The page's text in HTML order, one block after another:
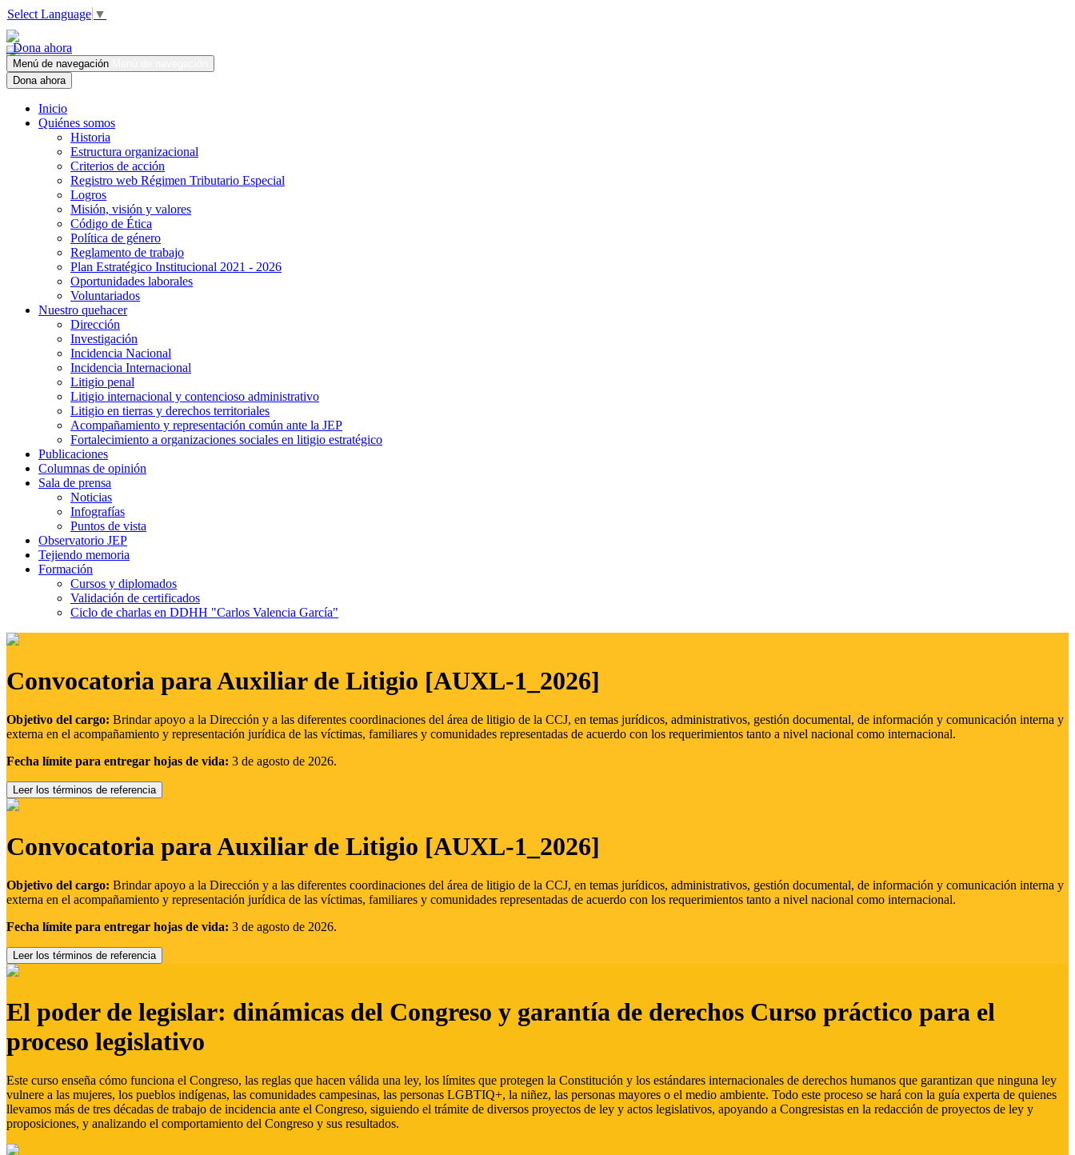
Select Language ▼
Dona ahora
Menú de navegación
Dona ahora
Inicio
Quiénes somos
Historia
Estructura organizacional
Criterios de acción
Registro web Régimen Tributario Especial
Logros
Misión, visión y valores
Código de Ética
Política de género
Reglamento de trabajo
Plan Estratégico Institucional 2021 - 2026
Oportunidades laborales
Voluntariados
Nuestro quehacer
Dirección
Investigación
Incidencia Nacional
Incidencia Internacional
Litigio penal
Litigio internacional y contencioso administrativo
Litigio en tierras y derechos territoriales
Acompañamiento y representación común ante la JEP
Fortalecimiento a organizaciones sociales en litigio estratégico
Publicaciones
Columnas de opinión
Sala de prensa
Noticias
Infografías
Puntos de vista
Observatorio JEP
Tejiendo memoria
Formación
Cursos y diplomados
Validación de certificados
Ciclo de charlas en DDHH "Carlos Valencia García"
Convocatoria para Auxiliar de Litigio [AUXL-1_2026]
Objetivo del cargo: Brindar apoyo a la Dirección y a las diferentes coordinaciones del área de litigio de la CCJ, en temas jurídicos, administrativos, gestión documental, de información y comunicación interna y
externa en el acompañamiento y representación jurídica de las víctimas, familiares y comunidades representadas de acuerdo con los requerimientos tanto a nivel nacional como internacional.
Fecha límite para entregar hojas de vida: 3 de agosto de 2026.
Leer los términos de referencia
Convocatoria para Auxiliar de Litigio [AUXL-1_2026]
Objetivo del cargo: Brindar apoyo a la Dirección y a las diferentes coordinaciones del área de litigio de la CCJ, en temas jurídicos, administrativos, gestión documental, de información y comunicación interna y
externa en el acompañamiento y representación jurídica de las víctimas, familiares y comunidades representadas de acuerdo con los requerimientos tanto a nivel nacional como internacional.
Fecha límite para entregar hojas de vida: 3 de agosto de 2026.
Leer los términos de referencia
El poder de legislar: dinámicas del Congreso y garantía de derechos Curso práctico para el
proceso legislativo
Este curso enseña cómo funciona el Congreso, las reglas que hacen válida una ley, los límites que protegen la Constitución y los estándares internacionales de derechos humanos que garantizan que ninguna ley
vulnere a las mujeres, los pueblos indígenas, las comunidades campesinas, las personas LGBTIQ+, la niñez, las personas mayores o el medio ambiente. Todo este proceso se hará con la guía experta de quienes
llevamos más de tres décadas de trabajo de incidencia ante el Congreso, siguiendo el trámite de diversos proyectos de ley y actos legislativos, apoyando a Congresistas en la redacción de proyectos de ley y
proposiciones, y analizando el comportamiento del Congreso y sus resultados.